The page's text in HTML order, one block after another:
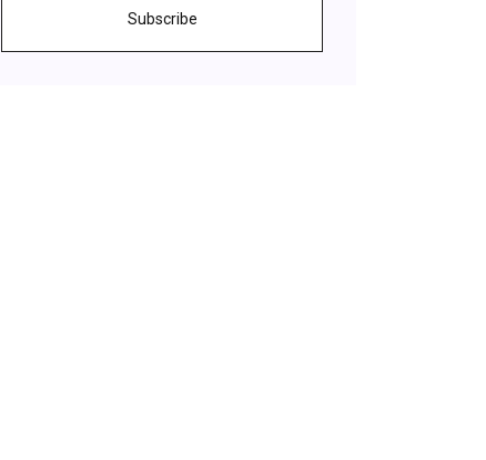
Subscribe